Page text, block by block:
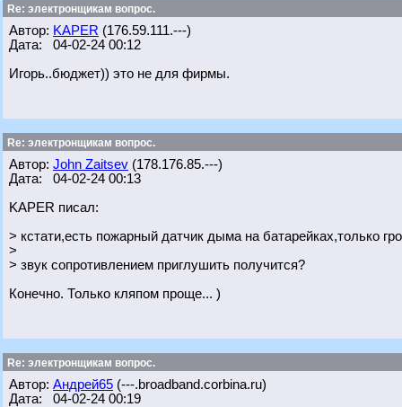
Re: электронщикам вопрос.
Автор: KAPER (176.59.111.---)
Дата: 04-02-24 00:12
Игорь..бюджет)) это не для фирмы.
Re: электронщикам вопрос.
Автор: John Zaitsev (178.176.85.---)
Дата: 04-02-24 00:13
KAPER писал:
> кстати,есть пожарный датчик дыма на батарейках,только
>
> звук сопротивлением приглушить получится?
Конечно. Только кляпом проще... )
Re: электронщикам вопрос.
Автор: Андрей65 (---.broadband.corbina.ru)
Дата: 04-02-24 00:19